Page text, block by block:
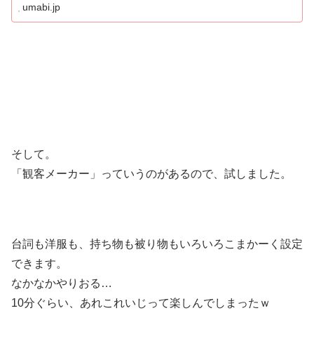
umabi.jp
そして。
「観客メーカー」っていうのがあるので、試しました。
台詞も洋服も、持ち物も被り物もいろいろこまかーく設定
できます。
なかなかやりおる…
10分ぐらい、あれこれいじって楽しんでしまったｗ